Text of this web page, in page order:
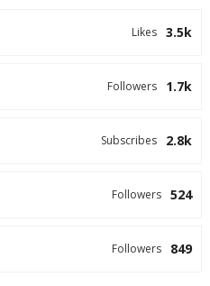
3.5k
Likes
1.7k
Followers
2.8k
Subscribes
524
Followers
849
Followers